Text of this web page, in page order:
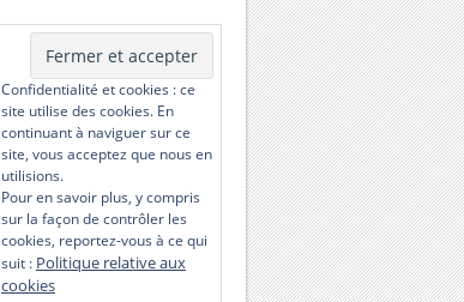
Confidentialité et cookies : ce
site utilise des cookies. En
continuant à naviguer sur ce
site, vous acceptez que nous en
utilisions.
Pour en savoir plus, y compris
sur la façon de contrôler les
cookies, reportez-vous à ce qui
suit : Politique relative aux
cookies